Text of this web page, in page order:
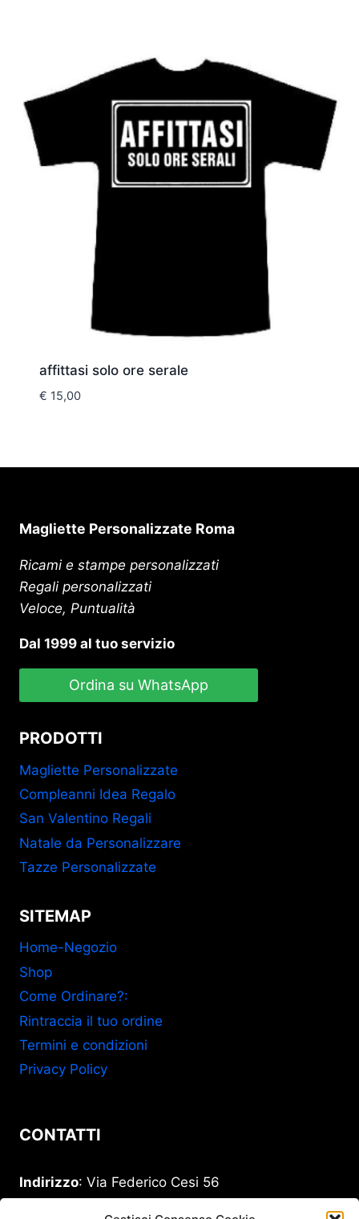
affittasi solo ore serale
€ 15,00
Magliette Personalizzate Roma
Ricami e stampe personalizzati
Regali personalizzati
Veloce, Puntualità
Dal 1999 al tuo servizio
Ordina su WhatsApp
PRODOTTI
Magliette Personalizzate
Compleanni Idea Regalo
San Valentino Regali
Natale da Personalizzare
Tazze Personalizzate
SITEMAP
Home-Negozio
Shop
Come Ordinare?:
Rintraccia il tuo ordine
Termini e condizioni
Privacy Policy
CONTATTI
Indirizzo: Via Federico Cesi 56